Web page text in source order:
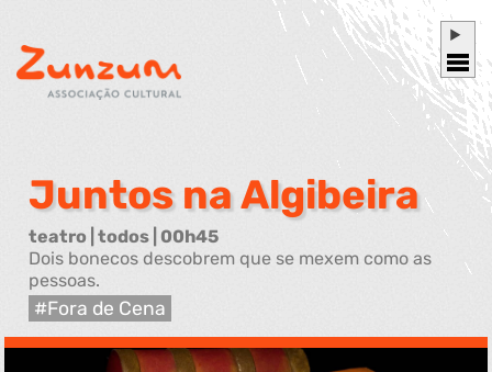
Juntos na Algibeira
teatro | todos | 00h45
Dois bonecos descobrem que se mexem como as
pessoas.
Fora de Cena